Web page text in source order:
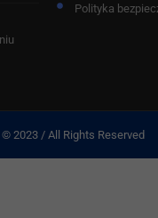
Polityka
© 2023 / All Rights Reserved